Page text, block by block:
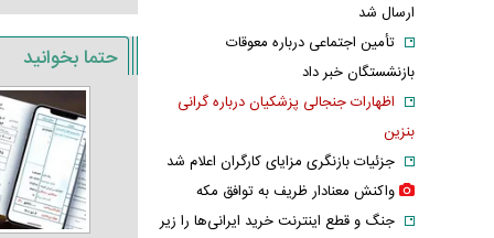
حتما بخوانید
ارسال شد
تأمین اجتماعی درباره معوقات
بازنشستگان خبر داد
اظهارات جنجالی پزشکیان درباره گرانی
بنزین
جزئیات بازنگری مزایای کارگران اعلام شد
واکنش معنادار ظریف به توافق مکه
جنگ و قطع اینترنت خرید ایرانی‌ها را زیر